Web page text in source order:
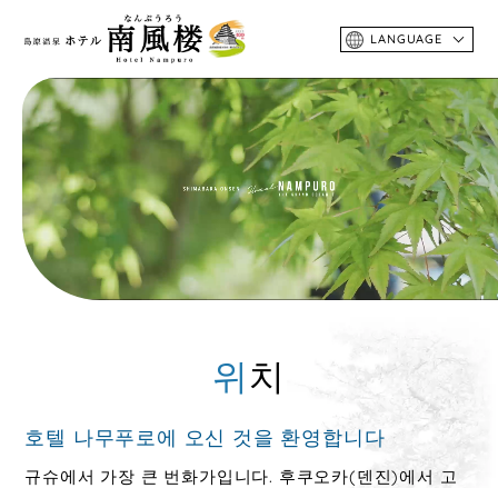
LANGUAGE
위치
호텔 나무푸로에 오신 것을 환영합니다
규슈에서 가장 큰 번화가입니다. 후쿠오카(덴진)에서 고